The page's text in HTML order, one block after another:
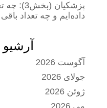
پزشکیان
داده‌ایم و چه تعداد باقی
آگوست 2026
جولای 2026
ژوئن 2026
می 2026